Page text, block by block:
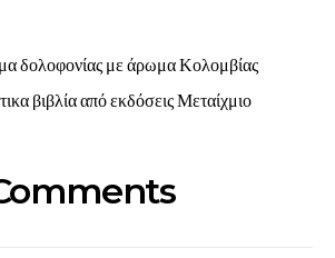
δολοφονίας με άρωμα Κολομβίας
βιβλία από εκδόσεις Μεταίχμιο